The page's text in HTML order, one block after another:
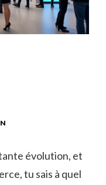
évolution, et
tu sais à quel